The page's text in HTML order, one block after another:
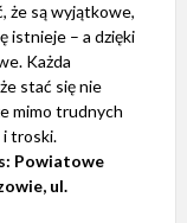
że są wyjątkowe,
istnieje – a dzięki
Każda
stać się nie
mimo trudnych
i troski.
Powiatowe
ul.